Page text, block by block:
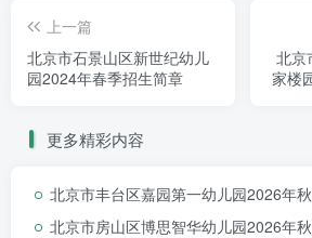
号，家长自行预约入园体检
做入园体检。
上一篇
北京市石景山区新世纪幼儿
园2024年春季招生简章
北京
家楼
更多精彩内容
北京市丰台区嘉园第一幼儿园2026年
北京市房山区博思智华幼儿园2026年